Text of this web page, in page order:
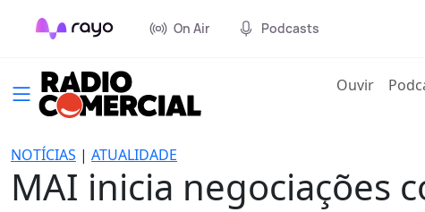
On Air Podcasts
Ouvir
NOTÍCIAS | ATUALIDADE
MAI inicia negociações